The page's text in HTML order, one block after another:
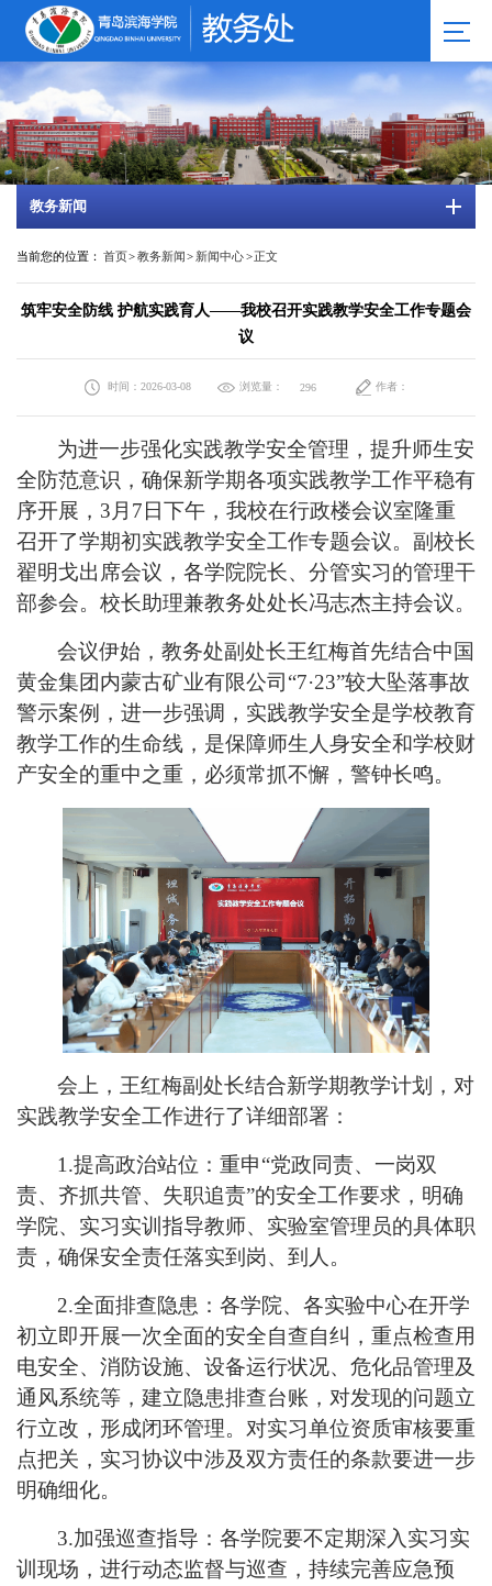
教务新闻
当前您的位置： 首页>教务新闻> 新闻中心>正文
筑牢安全防线 护航实践育人——我校召开实践教学安全工作专题会
议
时间：2026-03-08 浏览量： 296 作者：
为进一步强化实践教学安全管理，提升师生安
全防范意识，确保新学期各项实践教学工作平稳有
序开展， 3月 7 日下午，我校在行政楼会议室隆重
召开了学期初实践教学安全工作专题会议。副校长
翟明戈出席会议 ， 各学院院长、 分管实习的管理干
部参会。 校长助理兼教务处处长冯志杰主持会议。
会议伊始， 教务处副处长王红梅首先结合中国
黄金集团内蒙古矿业有限公司 “7·23”较大坠落事故
警示案例，进一步强调， 实践教学安全是学校教育
教学工作的生命线，是保障师生人身安全和学校财
产安全的重中之重，必须常抓不懈，警钟长鸣。
会上， 王红梅副处长结合新学期教学计划，对
实践教学安全工作进行了详细部署：
1.提高政治站位 ：重申“党政同责、一岗双
责、齐抓共管、失职追责”的安全工作要求，明确
学院、实习实训指导教师、实验室管理员的具体职
责，确保安全责任落实到岗、到人。
2.全面排查隐患：各学院、各实验中心在开学
初立即开展一次全面的安全自查自纠，重点检查用
电安全、消防设施、设备运行状况、危化品管理及
通风系统等，建立隐患排查台账，对发现的问题立
行立改，形成闭环管理。 对实习单位资质审核要重
点把关，实习协议中涉及双方责任的条款要进一步
明确细化。
3.加强巡查指导：各学院要不定期深入实习实
训现场，进行动态监督与巡查，持续完善应急预